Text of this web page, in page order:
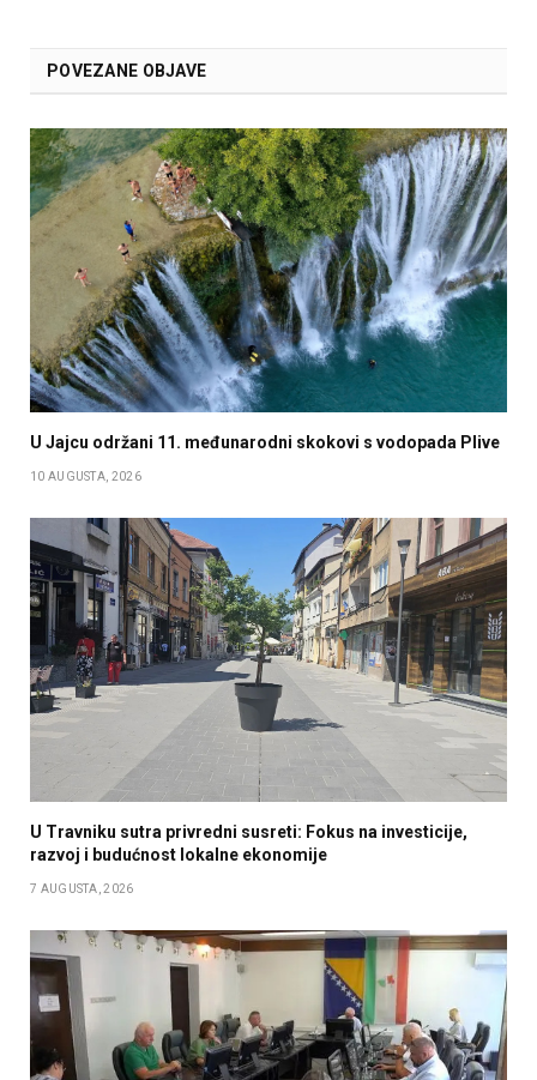
POVEZANE OBJAVE
U Jajcu održani 11. međunarodni skokovi s vodopada Plive
10 AUGUSTA, 2026
U Travniku sutra privredni susreti: Fokus na investicije,
razvoj i budućnost lokalne ekonomije
7 AUGUSTA, 2026